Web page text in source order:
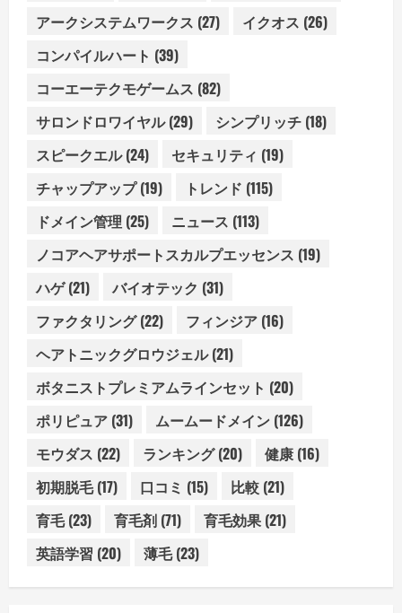
アークシステムワークス (27) イクオス (26)
コンパイルハート (39)
コーエーテクモゲームス (82)
サロンドロワイヤル(29) シンプリッチ (18)
スピークエル(24) セキュリティ (19)
チャップアップ(19) トレンド (115)
ドメイン管理 (25) ニュース (113)
ノコアヘアサポートスカルプエッセンス (19)
ハゲ(21) バイオテック (31)
ファクタリング(22) フィンジア (16)
ヘアトニックグロウジェル(21)
ボタニストプレミアムラインセット (20)
ポリピュア (31) ムームードメイン (126)
モウダス (22) ランキング(20) 健康 (16)
初期脱毛(17) 口コミ (15) 比較 (21)
育毛(23) 育毛剤 (71) 育毛効果 (21)
英語学習 (20) 薄毛(23)